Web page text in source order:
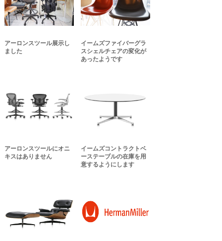
アーロンスツール展示し
ました
イームズファイバーグラ
スシェルチェアの変化が
あったようです
アーロンスツールにオニ
キスはありません
イームズコントラクトベ
ーステーブルの在庫を用
意するようにします